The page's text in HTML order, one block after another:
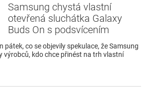
Samsung chystá vlastní
otevřená sluchátka Galaxy
Buds On s podsvícením
pátek, co se objevily spekulace, že Samsung
výrobců, kdo chce přinést na trh vlastní